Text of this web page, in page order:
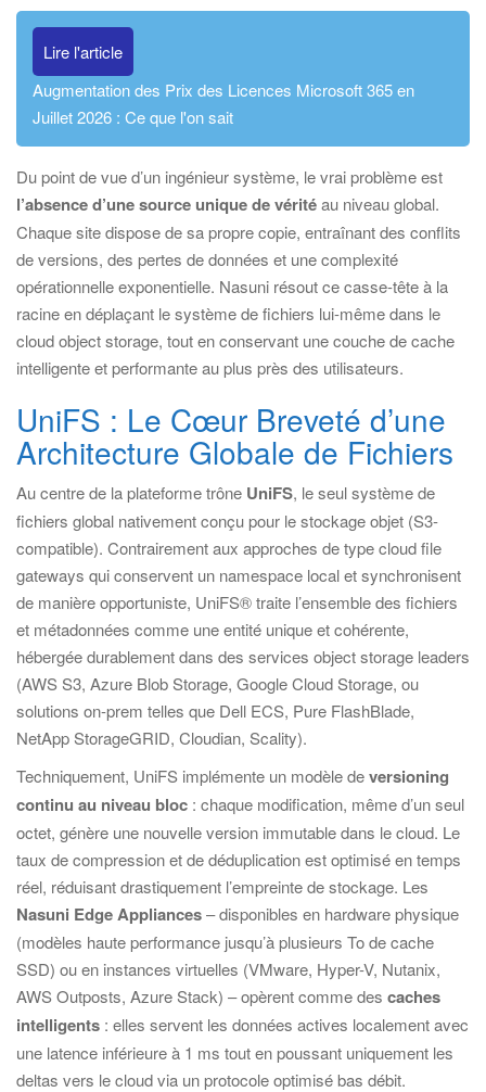
Lire l'article
Augmentation des Prix des Licences Microsoft 365 en
Juillet 2026 : Ce que l'on sait
Du point de vue d’un ingénieur système, le vrai problème est
l’absence d’une source unique de véritéau niveau global.
Chaque site dispose de sa propre copie, entraînant des conflits
de versions, des pertes de données et une complexité
opérationnelle exponentielle. Nasuni résout ce casse-tête à la
racine en déplaçant le système de fichiers lui-même dans le
cloud object storage, tout en conservant une couche de cache
intelligente et performante au plus près des utilisateurs.
UniFS : Le Cœur Breveté d’une
Architecture Globale de Fichiers
Au centre de la plateforme trône UniFS, le seul système de
fichiers global nativement conçu pour le stockage objet (S3-
compatible). Contrairement aux approches de type cloud file
gateways qui conservent un namespace local et synchronisent
de manière opportuniste, UniFS® traite l’ensemble des fichiers
et métadonnées comme une entité unique et cohérente,
hébergée durablement dans des services object storage leaders
(AWS S3, Azure Blob Storage, Google Cloud Storage, ou
solutions on-prem telles que Dell ECS, Pure FlashBlade,
NetApp StorageGRID, Cloudian, Scality).
Techniquement, UniFS implémente un modèle deversioning
continu au niveau bloc : chaque modification, même d’un seul
octet, génère une nouvelle version immutable dans le cloud. Le
taux de compression et de déduplication est optimisé en temps
réel, réduisant drastiquement l’empreinte de stockage. Les
Nasuni Edge Appliances– disponibles en hardware physique
(modèles haute performance jusqu’à plusieurs To de cache
SSD) ou en instances virtuelles (VMware, Hyper-V, Nutanix,
AWS Outposts, Azure Stack) – opèrent comme des caches
intelligents : elles servent les données actives localement avec
une latence inférieure à 1 ms tout en poussant uniquement les
deltas vers le cloud via un protocole optimisé bas débit.